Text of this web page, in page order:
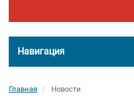
Навигация
Главная Новости